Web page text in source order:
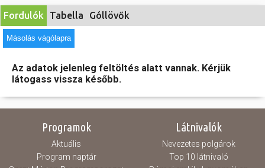
Sport
Fordulók Tabella Góllövők
Másolás vágólapra
Az adatok jelenleg feltöltés alatt vannak. Kérjük
látogass vissza később.
Programok
Aktuális
Program naptár
Látnivalók
Nevezetes polgárok
Top 10 látnivaló